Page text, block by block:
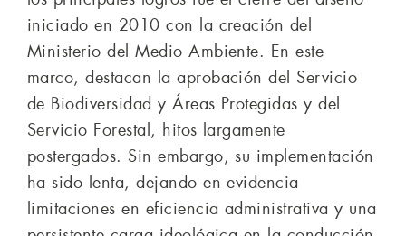
iniciado en 2010 con la creación del
Ministerio del Medio Ambiente. En este
marco, destacan la aprobación del Servicio
de Biodiversidad y Áreas Protegidas y del
Servicio Forestal, hitos largamente
postergados. Sin embargo, su implementación
ha sido lenta, dejando en evidencia
limitaciones en eficiencia administrativa y una